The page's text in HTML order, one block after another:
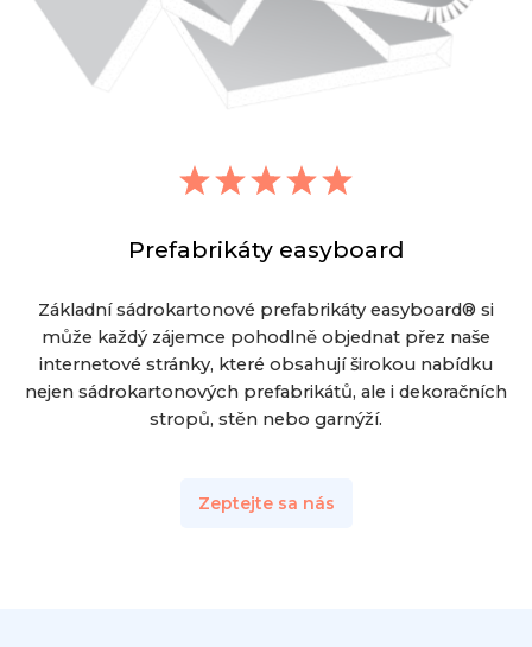
Prefabrikáty easyboard
Základní sádrokartonové prefabrikáty easyboard® si
může každý zájemce pohodlně objednat přez naše
internetové stránky, které obsahují širokou nabídku
nejen sádrokartonových prefabrikátů, ale i dekoračních
stropů, stěn nebo garnýží.
Zeptejte sa nás